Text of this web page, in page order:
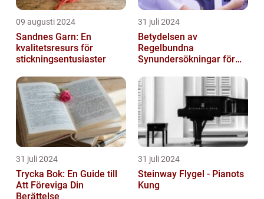
09 augusti 2024
Sandnes Garn: En
kvalitetsresurs för
stickningsentusiaster
31 juli 2024
Betydelsen av
Regelbundna
Synundersökningar för
31 juli 2024
Trycka Bok: En Guide till
Att Föreviga Din
Berättelse
31 juli 2024
Steinway Flygel - Pianots
Kung